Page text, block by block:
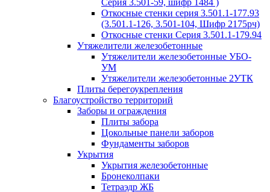
Серия 3.501-59, шифр 1484 )
Откосные стенки серия 3.501.1-177.93
(3.501.1-126, 3.501-104, Шифр 2175рч)
Откосные стенки Серия 3.501.1-179.94
Утяжелители железобетонные
Утяжелители железобетонные УБО-
УМ
Утяжелители железобетонные 2УТК
Плиты берегоукрепления
Благоустройство территорий
Заборы и ограждения
Плиты забора
Цокольные панели заборов
Фундаменты заборов
Укрытия
Укрытия железобетонные
Бронеколпаки
Тетраэдр ЖБ